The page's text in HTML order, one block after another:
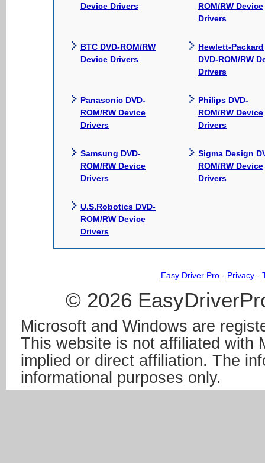
Device Drivers
ROM/RW Device
Drivers
BTC DVD-ROM/RW
Device Drivers
Hewlett-Packard
DVD-ROM/RW
Drivers
Panasonic DVD-
ROM/RW Device
Drivers
Philips DVD-
ROM/RW Device
Drivers
Samsung DVD-
ROM/RW Device
Drivers
Sigma Design
ROM/RW Device
Drivers
U.S.Robotics DVD-
ROM/RW Device
Drivers
Easy Driver Pro- Privacy-
© 2026
Microsoft and Windows are
This website is not affiliated with
implied or direct affiliation. The
informational purposes only.